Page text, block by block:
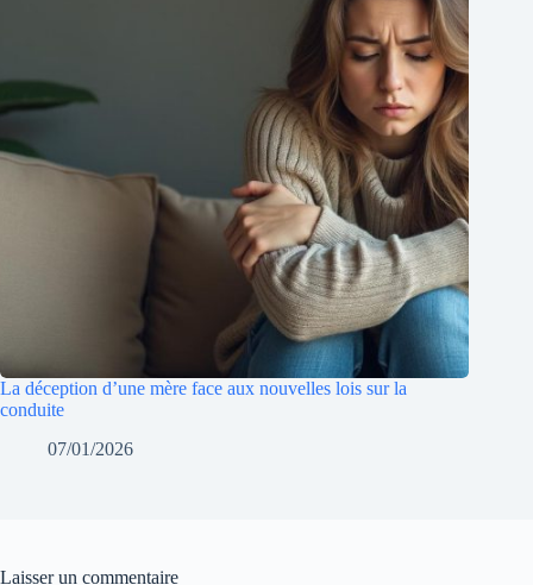
La déception d’une mère face aux nouvelles lois sur la
conduite
07/01/2026
Laisser un commentaire